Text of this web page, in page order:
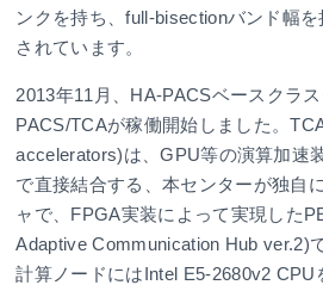
ンクを持ち、full-bisectionバンド幅
されています。
2013年11月、HA-PACSベースクラ
PACS/TCAが稼働開始しました。
accelerators)は、GPU等の演算加速
で直接結合する、本センターが独自
ャで、FPGA実装によって実現した
Adaptive Communication Hub ver.2)
計算ノードにはIntel E5-2680v2 CPU